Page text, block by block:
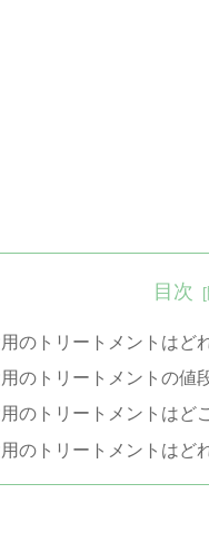
目次
のトリートメントはど
のトリートメントの値
のトリートメントはど
のトリートメントはど